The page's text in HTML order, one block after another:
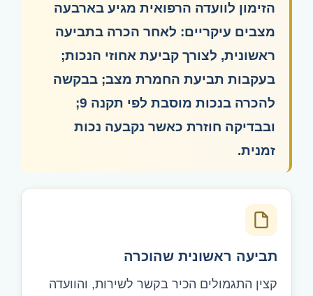
הזימון לוועדה הרפואית מגיע בארבעה
מצבים עיקריים: לאחר הכרה בתביעה
ראשונית, לצורך קביעת אחוזי הנכות;
בעקבות תביעת החמרת מצב; בבקשה
להכרה בנכות מוסבת לפי תקנה 9;
ובבדיקה חוזרת כאשר נקבעה נכות
זמנית.
תביעה ראשונית שהוכרה
קצין התגמולים הכיר בקשר לשירות, והוועדה